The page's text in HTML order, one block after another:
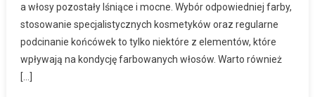
a włosy pozostały lśniące i mocne. Wybór odpowiedniej farby,
stosowanie specjalistycznych kosmetyków oraz regularne
podcinanie końcówek to tylko niektóre z elementów, które
wpływają na kondycję farbowanych włosów. Warto również
[…]